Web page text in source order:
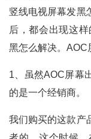
竖线电视屏幕发黑
后，都会出现这
黑怎么解决。AOC
1、虽然AOC屏幕
的是一个经销商。
我们购买的这款产